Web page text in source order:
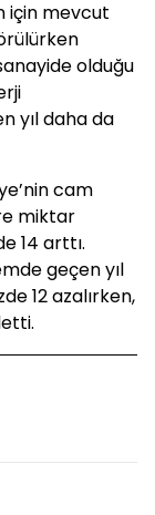
için mevcut
olduğu
yıl daha da
cam
miktar
14 arttı.
geçen yıl
12 azalırken,